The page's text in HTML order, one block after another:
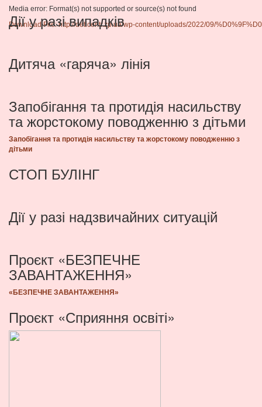
Media error: Format(s) not supported or source(s) not found
Download File: http://deticentr.zp.ua/wp-content/uploads/2022/09/
Дії у разі випадків
Дитяча «гаряча» лінія
Запобігання та протидія насильству
та жорстокому поводженню з дітьми
Запобігання та протидія насильству та жорстокому поводженню з
дітьми
СТОП БУЛІНГ
Дії у разі надзвичайних ситуацій
Проєкт «БЕЗПЕЧНЕ
ЗАВАНТАЖЕННЯ»
«БЕЗПЕЧНЕ ЗАВАНТАЖЕННЯ»
Проєкт «Сприяння освіті»